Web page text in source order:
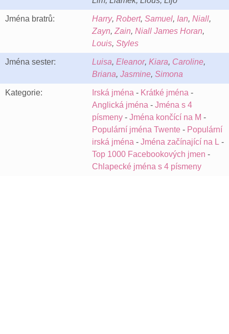
Jména bratrů: Harry, Robert, Samuel, Ian, Niall,
Zayn, Zain, Niall James Horan,
Louis, Styles
Jména sester: Luisa, Eleanor, Kiara, Caroline,
Briana, Jasmine, Simona
Kategorie: Irská jména - Krátké jména -
Anglická jména - Jména s 4
písmeny - Jména končící na M -
Populární jména Twente - Populární
irská jména - Jména začínající na L -
Top 1000 Facebookových jmen -
Chlapecké jména s 4 písmeny